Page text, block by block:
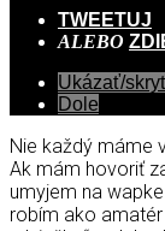
TWEETUJ
ALEBO
Ukázať/
Dole
Nie každý máme
Ak mám hovoriť
umyjem na
robím ako